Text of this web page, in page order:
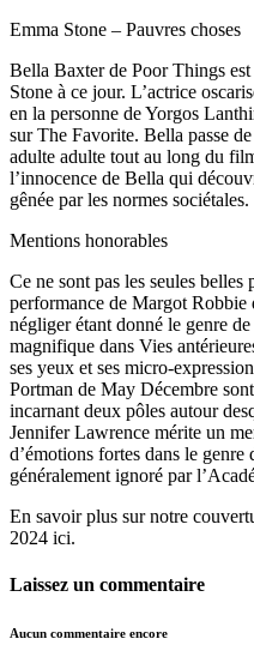
Emma Stone – Pauvres choses
Bella Baxter de Poor Things
Stone à ce jour. L’actrice
en la personne de Yorgos
sur The Favorite. Bella passe
adulte adulte tout au long du
l’innocence de Bella qui
gênée par les normes sociétales.
Mentions honorables
Ce ne sont pas les seules belles
performance de Margot Robbie
négliger étant donné le genre
magnifique dans Vies
ses yeux et ses micro-
Portman de May Décembre
incarnant deux pôles autour
Jennifer Lawrence mérite un
d’émotions fortes dans le
généralement ignoré par
En savoir plus sur notre
2024 ici.
Laissez un commentaire
Aucun commentaire encore